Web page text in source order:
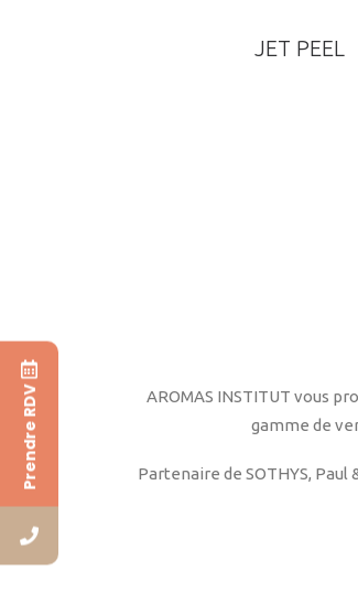
JET PEEL
AROMAS INSTITUT vous
gamme de
Partenaire de SOTHYS,
Prendre RDV